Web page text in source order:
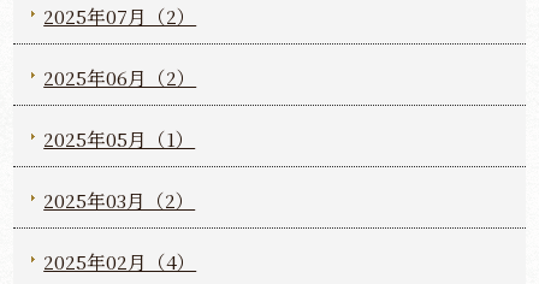
2025年07月（2）
2025年06月（2）
2025年05月（1）
2025年03月（2）
2025年02月（4）